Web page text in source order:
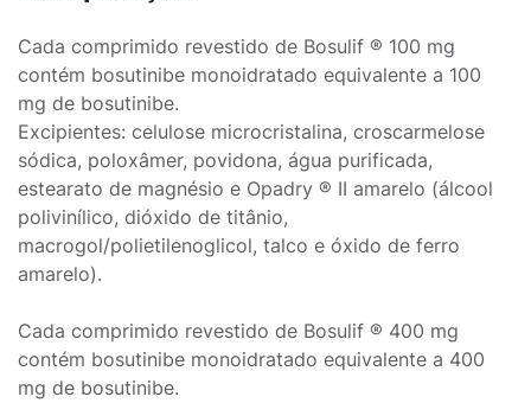
Cada comprimido revestido de Bosulif ® 100 mg
contém bosutinibe monoidratado equivalente a 100
mg de bosutinibe.
Excipientes: celulose microcristalina, croscarmelose
sódica, poloxâmer, povidona, água purificada,
estearato de magnésio e Opadry ® II amarelo (álcool
polivinílico, dióxido de titânio,
macrogol/polietilenoglicol, talco e óxido de ferro
amarelo).
Cada comprimido revestido de Bosulif ® 400 mg
contém bosutinibe monoidratado equivalente a 400
mg de bosutinibe.